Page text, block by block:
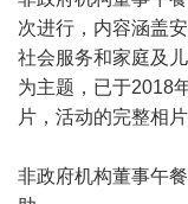
次进行，内容涵盖
社会服务和家庭及
为主题，已于2018
片，活动的完整相
非政府机构董事午